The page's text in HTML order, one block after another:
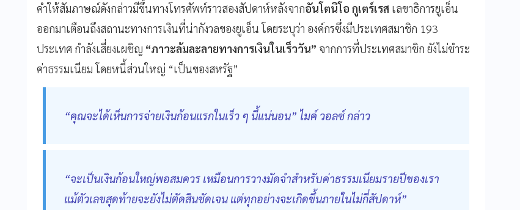
คำให้สัมภาษณ์ดังกล่าวมีขึ้นทางโทรศัพท์ราวสองสัปดาห์หลังจากอันโตนิโอ กูเตร์เรส เลขาธิการยูเอ็น
ออกมาเตือนถึงสถานะทางการเงินที่น่ากังวลของยูเอ็น โดยระบุว่า องค์กรซึ่งมีประเทศสมาชิก 193
ประเทศ กำลังเสี่ยงเผชิญ “ภาวะล้มละลายทางการเงินในเร็ววัน” จากการที่ประเทศสมาชิก ยังไม่ชำระ
ค่าธรรมเนียม โดยหนี้ส่วนใหญ่ “เป็นของสหรัฐ”
“คุณจะได้เห็นการจ่ายเงินก้อนแรกในเร็ว ๆ นี้แน่นอน” ไมค์ วอลซ์ กล่าว
“จะเป็นเงินก้อนใหญ่พอสมควร เหมือนการวางมัดจำสำหรับค่าธรรมเนียมรายปีของเรา
แม้ตัวเลขสุดท้ายจะยังไม่ตัดสินชัดเจน แต่ทุกอย่างจะเกิดขึ้นภายในไม่กี่สัปดาห์”